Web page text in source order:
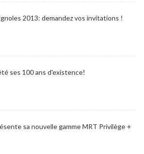
2013: demandez vos invitations !
ses 100 ans d'existence!
sa nouvelle gamme MRT Privilège +